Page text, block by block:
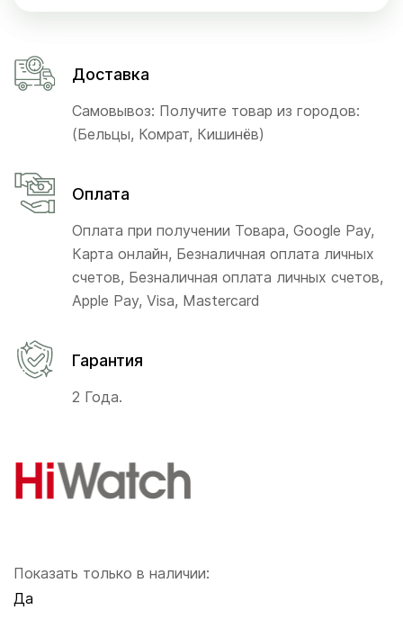
Показать только в наличии:
Да
Доставка
Самовывоз: Получите товар из городов:
(Бельцы, Комрат, Кишинёв)
Оплата
Оплата при получении Товара, Google Pay,
Карта онлайн, Безналичная оплата личных
счетов, Безналичная оплата личных счетов,
Apple Pay, Visa, Mastercard
Гарантия
2 Года.